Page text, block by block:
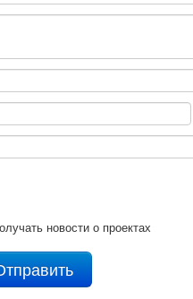
новости о проектах